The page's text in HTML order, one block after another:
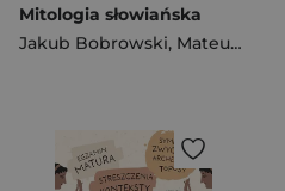
Mitologia słowiańska
Jakub Bobrowski, Mateusz Wrona